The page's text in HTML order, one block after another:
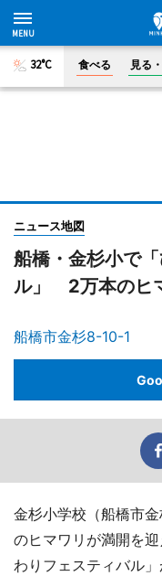
32°C 食べる 見る
ニュース地図
船橋・金杉小で
ル」 2万本のヒ
船橋市金杉8-10-1
金杉小学校（船橋市
のヒマワリが満開を
わりフェスティバル」